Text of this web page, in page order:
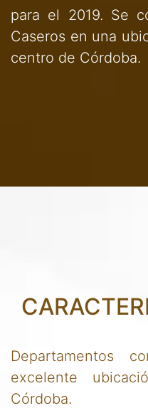
para el 2019. Se
Caseros en una
centro de Córdoba.
Departamentos
excelente
Córdoba.